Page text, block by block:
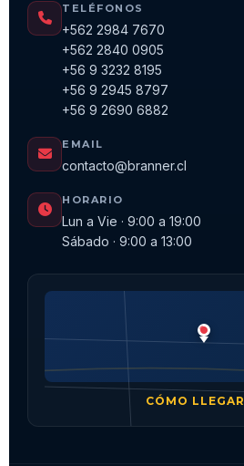
TELÉFONOS
+562 2984 7670
+562 2840 0905
+56 9 3232 8195
+56 9 2945 8797
+56 9 2690 6882
EMAIL
contacto@branner.cl
HORARIO
Lun a Vie · 9:00 a 19:00
Sábado · 9:00 a 13:00
CÓMO LLEGAR